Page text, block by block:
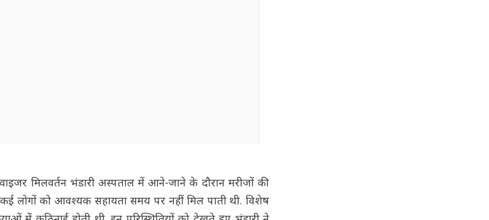
मिलवर्तन भंडारी अस्पताल में आने-जाने के दौरान मरीजों की
लोगों को आवश्यक सहायता समय पर नहीं मिल पाती थी. विशेष